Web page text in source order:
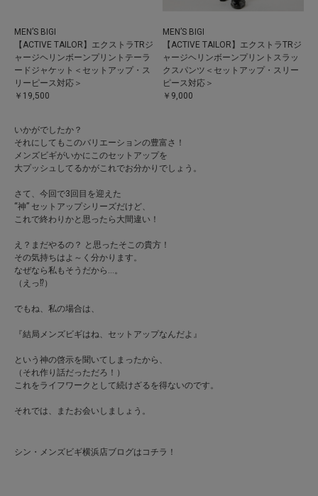
MEN’S BIGI
【ACTIVE TAILOR】エクストラTRジ
ャージヘリンボーンプリントテーラ
ードジャケット＜セットアップ・ス
リーピース対応＞
￥19,500
MEN’S BIGI
【ACTIVE TAILOR】エクストラTRジ
ャージヘリンボーンプリントスラッ
クスパンツ＜セットアップ・スリー
ピース対応＞
￥9,000
いかがでしたか？
それにしてもこのバリエーションの豊富さ！
メンズビギがいかにこのセットアップを
大プッシュしてるかがこれでお分かりでしょう。
さて、今回で3回目を迎えた
“神” セットアップシリーズだけど、
これで終わりかと思ったら大間違い！
え？まだやるの？ と思ったそこの貴方！
その気持ちはよ～く分かります。
なぜなら私もそうだから…。
（えっ⁉️）
でもね、私の場合は、
『結局メンズビギはね、セットアップなんだよ』
という神の啓示を聞いてしまったから、
（それ作り話だっただろ！）
これをライフワークとして続けざるを得ないのです。
それでは、またお会いしましょう。
シン・メンズビギ横浜店ブログはコチラ！